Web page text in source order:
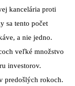
kancelária proti
sa tento počet
a nie jedno.
veľké množstvo
investorov.
predošlých rokoch.